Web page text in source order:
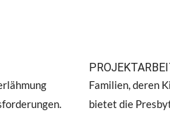
Familien, deren
bietet die